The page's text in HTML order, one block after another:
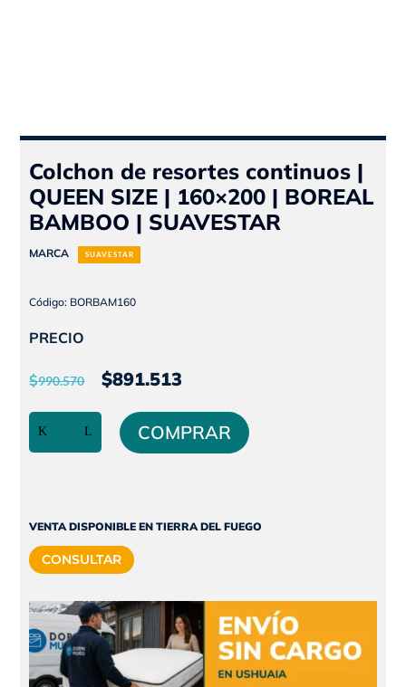
Colchon de resortes continuos |
QUEEN SIZE | 160×200 | BOREAL
BAMBOO | SUAVESTAR
MARCA SUAVESTAR
Código: BORBAM160
PRECIO
$990.570
El
precio
original
era:
$891.513
precio
actual
es:
Colchon
QUEEN
SIZE
|
|
BOREAL
BAMBOO
|
COMPRAR
VENTA DISPONIBLE EN TIERRA DEL FUEGO
CONSULTAR